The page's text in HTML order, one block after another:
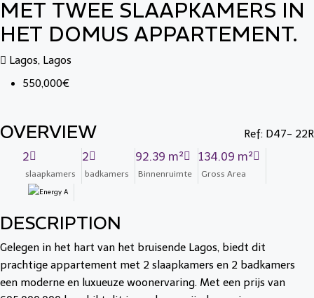
MET TWEE SLAAPKAMERS IN
HET DOMUS APPARTEMENT.
Lagos, Lagos
550,000€
OVERVIEW Ref: D47- 22R
2
slaapkamers
2
badkamers
92.39 m²
Binnenruimte
134.09 m²
Gross Area
DESCRIPTION
Gelegen in het hart van het bruisende Lagos, biedt dit
prachtige appartement met 2 slaapkamers en 2 badkamers
een moderne en luxueuze woonervaring. Met een prijs van